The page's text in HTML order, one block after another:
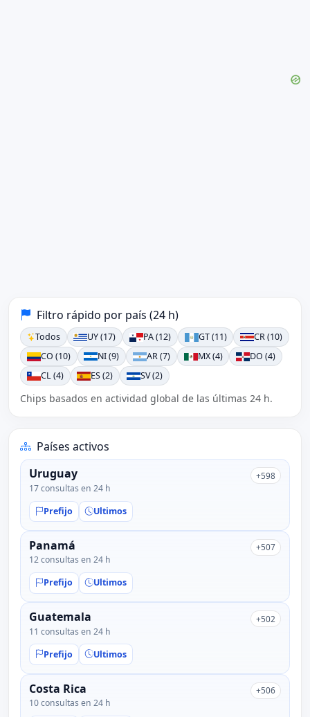
Filtro rápido por país (24 h)
Todos UY (17) PA (12) GT (11)
CR (10)
CO (10)
NI (9) AR (7) MX (4)
DO (4)
CL (4)
ES (2) SV (2)
Chips basados en actividad global de las últimas 24 h.
Países activos
Uruguay
17 consultas en 24 h
+598
Prefijo Ultimos
Panamá
12 consultas en 24 h
+507
Prefijo Ultimos
Guatemala
11 consultas en 24 h
+502
Prefijo Ultimos
Costa Rica
10 consultas en 24 h
+506